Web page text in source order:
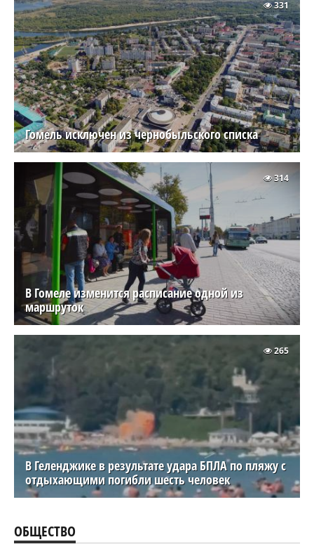
Гомель исключен из чернобыльского списка
331
В Гомеле изменится расписание одной из
маршруток
314
В Геленджике в результате удара БПЛА по пляжу с
отдыхающими погибли шесть человек
265
ОБЩЕСТВО